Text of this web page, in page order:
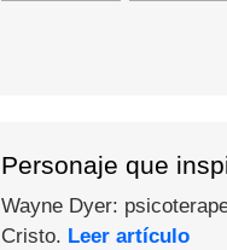
Personaje que
Wayne Dyer:
Cristo. Leer artículo